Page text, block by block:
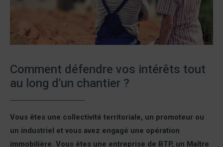
Comment défendre vos intérêts tout
au long d'un chantier ?
Vous êtes une collectivité territoriale, un promoteur ou
un industriel et vous avez engagé une opération
immobilière. Vous êtes une entreprise de BTP, un Maître